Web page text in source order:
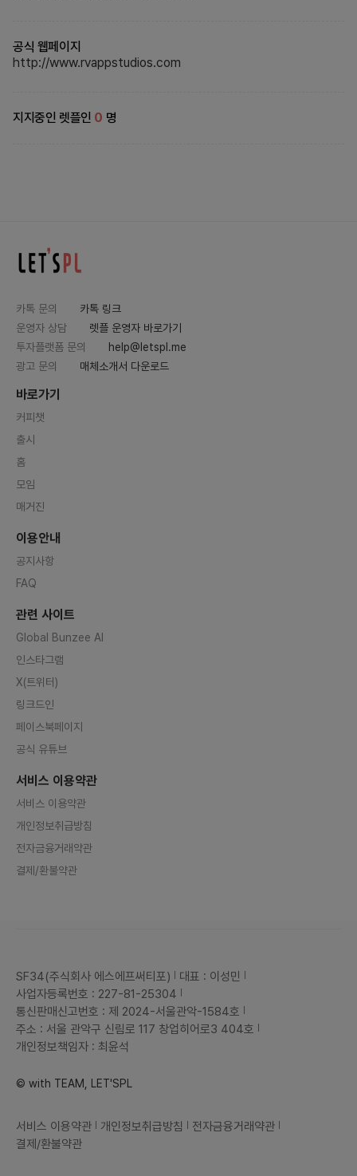
공식 웹페이지
http://www.rvappstudios.com
지지중인 렛플인 0 명
카톡 문의
카톡 링크
운영자 상담
렛플 운영자 바로가기
투자플랫폼 문의
help@letspl.me
광고 문의
매체소개서 다운로드
바로가기
커피챗
출시
홈
모임
매거진
이용안내
공지사항
FAQ
관련 사이트
Global Bunzee AI
인스타그램
X(트위터)
링크드인
페이스북페이지
공식 유튜브
서비스 이용약관
서비스 이용약관
개인정보취급방침
전자금융거래약관
결제/환불약관
SF34(주식회사 에스에프써티포)
대표 : 이성민
사업자등록번호 : 227-81-25304
통신판매신고번호 : 제 2024-서울관악-1584호
주소 : 서울 관악구 신림로 117 창업히어로3 404호
개인정보책임자 : 최윤석
© with TEAM, LET'SPL
서비스 이용약관 개인정보취급방침
전자금융거래약관
결제/환불약관